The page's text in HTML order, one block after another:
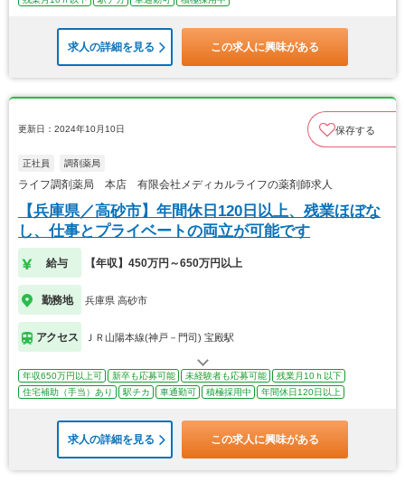
求人の詳細を見る この求人に興味がある
更新日：2024年10月10日 保存する
正社員 調剤薬局
ライフ調剤薬局 本店 有限会社メディカルライフの薬剤師求人
【兵庫県／高砂市】年間休日120日以上、残業ほぼな
し、仕事とプライベートの両立が可能です
給与 【年収】450万円～650万円以上
勤務地 兵庫県 高砂市
アクセス ＪＲ山陽本線(神戸－門司) 宝殿駅
年収650万円以上可 新卒も応募可能 未経験者も応募可能
残業月10ｈ以下
住宅補助（手当）あり
駅チカ 車通勤可 積極採用中 年間休日120日以上
求人の詳細を見る この求人に興味がある